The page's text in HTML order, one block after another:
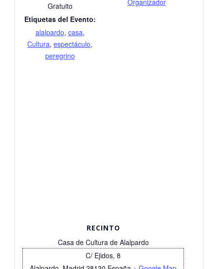
Gratuito
Etiquetas del Evento:
alalpardo, casa,
Cultura, espectáculo,
peregrino
Organizador
RECINTO
Casa de Cultura de Alalpardo
C/ Ejidos, 8